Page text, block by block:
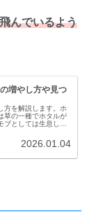
んでいるよう
増やし方や見つ
方を解説します。ホ
草の一種でホタルが
としては生息して
いるように発光し
2026.01.04